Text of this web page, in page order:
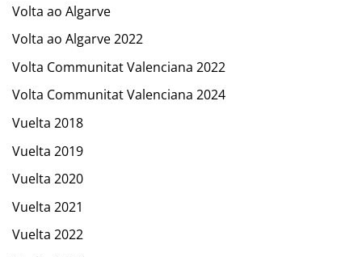
Volta ao Algarve
Volta ao Algarve 2022
Volta Communitat Valenciana 2022
Volta Communitat Valenciana 2024
Vuelta 2018
Vuelta 2019
Vuelta 2020
Vuelta 2021
Vuelta 2022